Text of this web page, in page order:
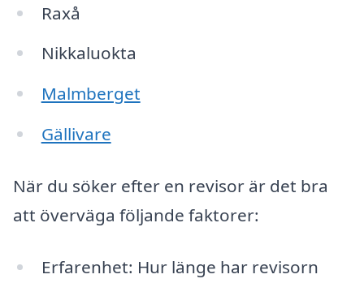
Raxå
Nikkaluokta
Malmberget
Gällivare
När du söker efter en revisor är det bra
att överväga följande faktorer:
Erfarenhet: Hur länge har revisorn